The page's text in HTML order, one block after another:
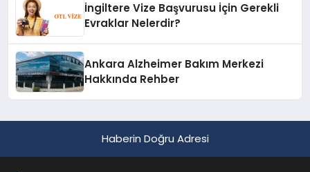
İngiltere Vize Başvurusu İçin Gerekli
Evraklar Nelerdir?
Ankara Alzheimer Bakım Merkezi
Hakkında Rehber
Haberin Doğru Adresi